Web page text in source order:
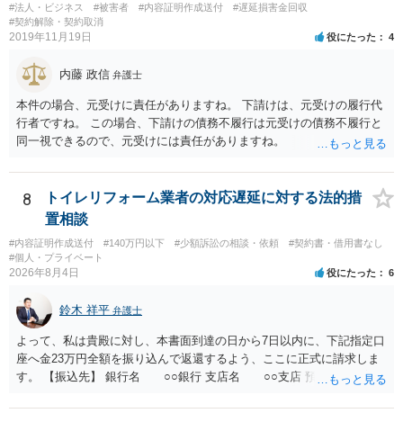
#法人・ビジネス #被害者 #内容証明作成送付
#遅延損害金回収
#契約解除・契約取消
2019年11月19日 役にたった 4
内藤 政信 弁護士
本件の場合、元受けに責任がありますね。 下請けは、元受けの履行代
行者ですね。 この場合、下請けの債務不履行は元受けの債務不履行と
同一視できるので、元受けには責任がありますね。
8
トイレリフォーム業者の対応遅延に対する法的措
置相談
#内容証明作成送付 #140万円以下 #少額訴訟の相談・依頼
#契約書・借用書なし
#個人・プライベート
2026年8月4日 役にたった 6
鈴木 祥平 弁護士
よって、私は貴殿に対し、本書面到達の日から7日以内に、下記指定口
座へ金23万円全額を振り込んで返還するよう、ここに正式に請求しま
す。 【振込先】 銀行名 ○○銀行 支店名 ○○支店 預金種別 普通
されない場合には、貴殿には任意に返金する意思がないものと判断